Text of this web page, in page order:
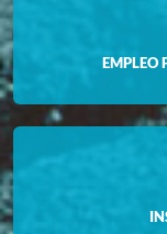
EMPLEO